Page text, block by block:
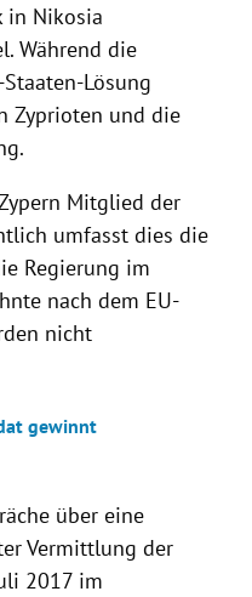
in Nikosia
Während die
Lösung
Zyprioten und die
Mitglied der
umfasst dies die
Regierung im
nach dem EU-
nicht
gewinnt
über eine
Vermittlung der
2017 im